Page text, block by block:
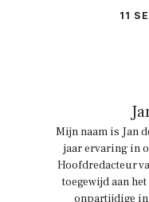
11
Mijn naam is Jan
jaar ervaring in
Hoofdredacteur
toegewijd aan
onpartijdige